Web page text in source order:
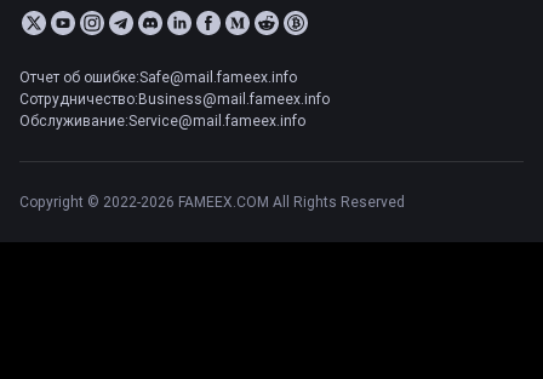
Отчет об ошибке:Safe@mail.fameex.info
Сотрудничество:Business@mail.fameex.info
Обслуживание:Service@mail.fameex.info
Copyright © 2022-2026 FAMEEX.COM All Rights Reserved